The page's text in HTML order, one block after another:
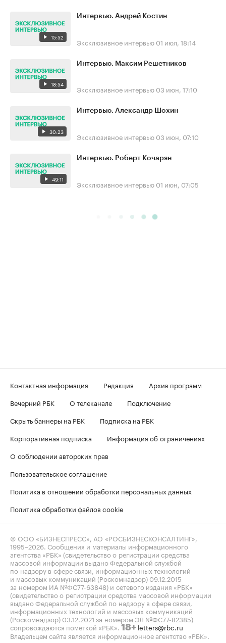
15:52
Интервью. Андрей Костин
Эксклюзивное интервью 01 июл, 18:14
18:54
Интервью. Максим Решетников
Эксклюзивное интервью 03 июн, 17:10
30:23
Интервью. Александр Шохин
Эксклюзивное интервью 03 июн, 07:10
49:11
Интервью. Роберт Кочарян
Эксклюзивное интервью 01 июн, 07:05
Контактная информация Редакция
Архив программ
Вечерний РБК
О телеканале
Подключение
Скрыть баннеры на РБК
Подписка на РБК
Корпоративная подписка
Информация об ограничениях
О соблюдении авторских прав
Пользовательское соглашение
Политика в отношении обработки персональных данных
Политика обработки файлов cookie
© ООО «БИЗНЕСПРЕСС», АО «РОСБИЗНЕСКОНСАЛТИНГ»,
1995–2026 . Сообщения и материалы информационного
агентства «РБК» (свидетельство о регистрации средства
массовой информации выдано Федеральной службой
по надзору в сфере связи, информационных технологий
и массовых коммуникаций (Роскомнадзор) 09.12.2015
за номером ИА №ФС77-63848) и сетевого издания «РБК»
(свидетельство о регистрации средства массовой информации
выдано Федеральной службой по надзору в сфере связи,
информационных технологий и массовых коммуникаций
(Роскомнадзор) 03.12.2021 за номером ЭЛ №ФС77-82385)
сопровождаются пометкой «РБК». 18+ letters@rbc.ru
Владельцем сайта является информационное агентство «РБК».